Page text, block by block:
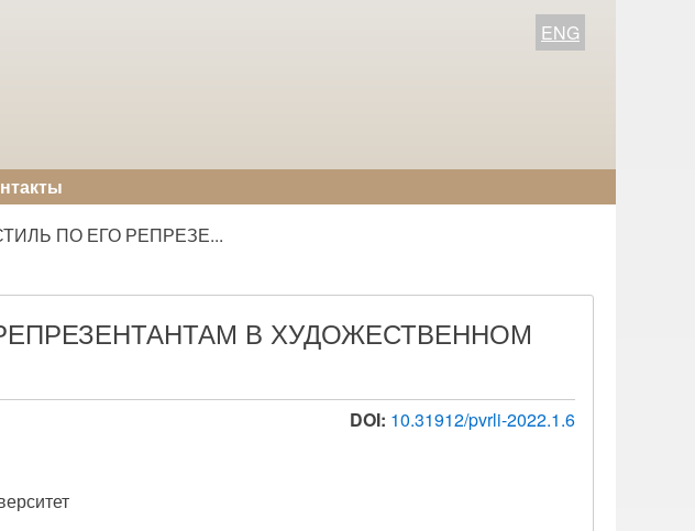
ENG
ПО ЕГО РЕПРЕЗЕ...
В ХУДОЖЕСТВЕННОМ
DOI: 10.31912/pvrli-2022.1.6